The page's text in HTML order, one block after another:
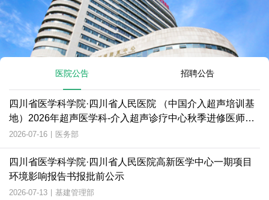
医院公告 招聘公告
四川省医学科学院·四川省人民医院 （中国介入超声培训基
地）2026年超声医学科-介入超声诊疗中心秋季进修医师招
生简章
2026-07-16 | 医务部
四川省医学科学院·四川省人民医院高新医学中心一期项目
环境影响报告书报批前公示
2026-07-13 | 基建管理部